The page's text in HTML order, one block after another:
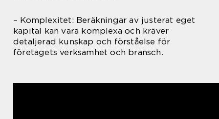
– Komplexitet: Beräkningar av justerat eget
kapital kan vara komplexa och kräver
detaljerad kunskap och förståelse för
företagets verksamhet och bransch.